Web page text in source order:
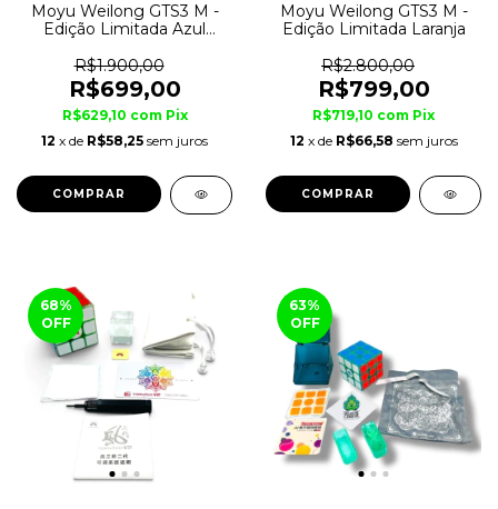
Moyu Weilong GTS3 M -
Edição Limitada Azul
R$1.900,00
R$699,00
R$629,10 com Pix
12 x de R$58,25 sem juros
Moyu Weilong GTS3 M -
Edição Limitada Laranja
R$2.800,00
R$799,00
R$719,10 com Pix
12 x de R$66,58 sem juros
68%
OFF
63%
OFF